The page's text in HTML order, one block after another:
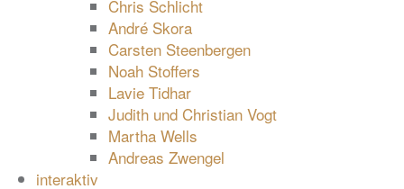
Chris Schlicht
André Skora
Carsten Steenbergen
Noah Stoffers
Lavie Tidhar
Judith und Christian Vogt
Martha Wells
Andreas Zwengel
interaktiv